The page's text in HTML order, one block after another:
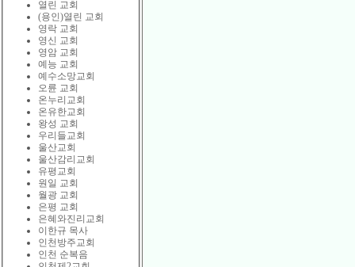
열린 교회
(용인)열린 교회
영락 교회
영신 교회
영암 교회
예능 교회
예수소망교회
오륜 교회
온누리교회
온유한교회
왕성 교회
우리들교회
울산교회
울산감리교회
유평교회
원일 교회
월광 교회
은평 교회
은혜와진리교회
이한규 목사
인천방주교회
인천 순복음